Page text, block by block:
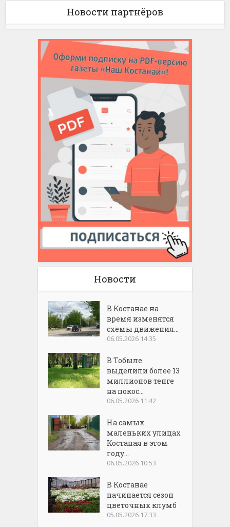
Новости партнёров
Новости
В Костанае на
время изменятся
схемы движения...
06.05.2026 14:35
В Тобыле
выделили более 13
миллионов тенге
на покос...
06.05.2026 11:42
На самых
маленьких улицах
Костаная в этом
году...
06.05.2026 10:53
В Костанае
начинается сезон
цветочных клумб
05.05.2026 17:33